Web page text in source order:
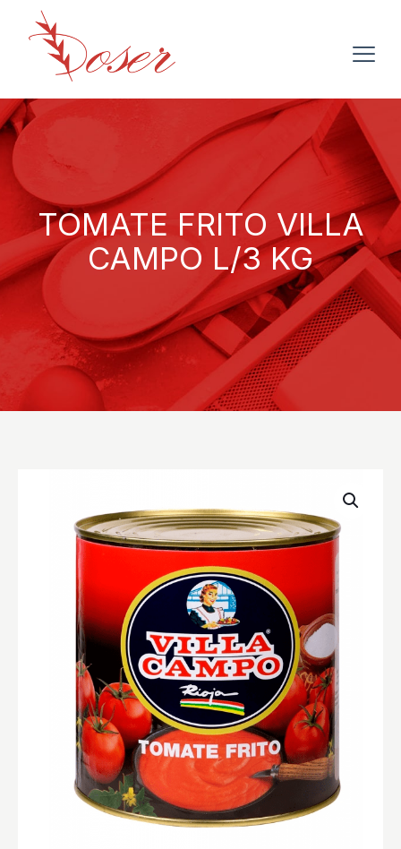
TOMATE FRITO VILLA
CAMPO L/3 KG